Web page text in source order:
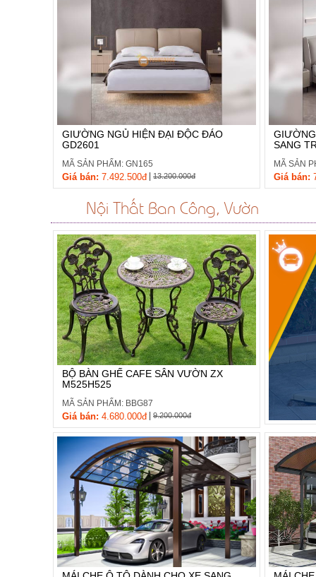
GIƯỜNG NGỦ HIỆN ĐẠI ĐỘC ĐÁO
GD2601
MÃ SẢN PHẨM: GN165
Giá bán: 7.492.500đ| 13.200.000đ
SANG
MÃ SẢN
Giá bán:
Nội Thất Ban Công, Vườn
BỘ BÀN GHẾ CAFE SÂN VƯỜN ZX
M525H525
MÃ SẢN PHẨM: BBG87
Giá bán: 4.680.000đ| 9.200.000đ